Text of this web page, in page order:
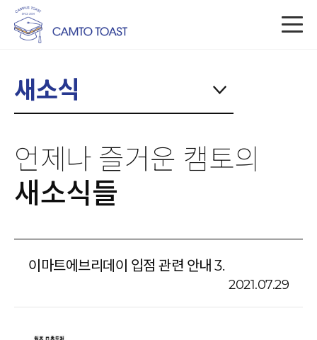
새소식
언제나 즐거운 캠토의
새소식들
이마트에브리데이 입점 관련 안내 3.
2021.07.29